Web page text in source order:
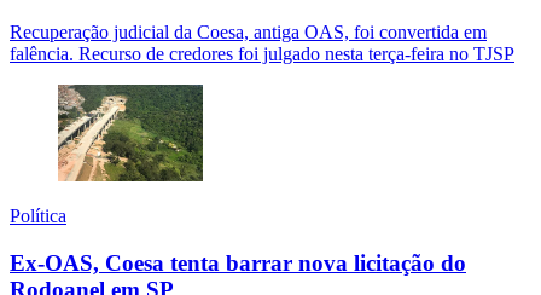
Recuperação judicial da Coesa, antiga OAS, foi convertida em
falência. Recurso de credores foi julgado nesta terça-feira no TJSP
Política
Ex-OAS, Coesa tenta barrar nova licitação do
Rodoanel em SP